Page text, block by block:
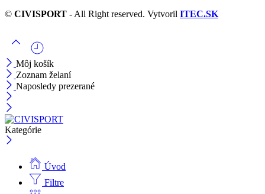
© CIVISPORT - All Right reserved. Vytvoril ITEC.SK
Môj košík
Zoznam želaní
Naposledy prezerané
Kategórie
Úvod
Filtre